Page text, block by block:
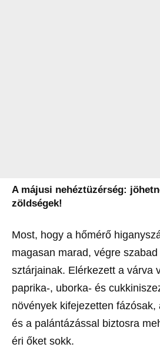
A májusi nehéztüzérség:
zöldségek!
Most, hogy a hőmérő
magasan marad, végre
sztárjainak. Elérkezett a várva
paprika-, uborka- és
növények kifejezetten fázósak,
és a palántázással biztosra
éri őket sokk.